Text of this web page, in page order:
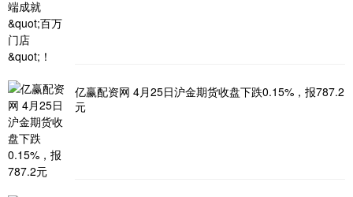
亿赢配资网 4月25日沪金期货收盘下跌0.15%，报787.2
元